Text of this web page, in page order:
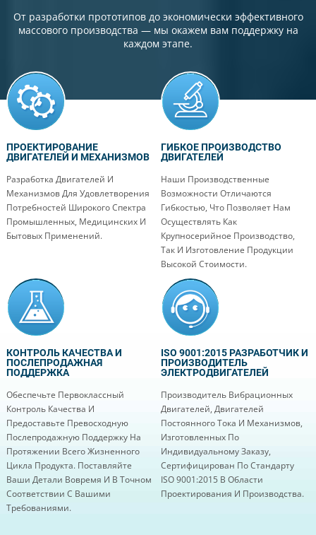
От разработки прототипов до экономически эффективного
массового производства — мы окажем вам поддержку на
каждом этапе.
ПРОЕКТИРОВАНИЕ
ДВИГАТЕЛЕЙ И МЕХАНИЗМОВ
Разработка Двигателей И
Механизмов Для Удовлетворения
Потребностей Широкого Спектра
Промышленных, Медицинских И
Бытовых Применений.
ГИБКОЕ ПРОИЗВОДСТВО
ДВИГАТЕЛЕЙ
Наши Производственные
Возможности Отличаются
Гибкостью, Что Позволяет Нам
Осуществлять Как
Крупносерийное Производство,
Так И Изготовление Продукции
Высокой Стоимости.
КОНТРОЛЬ КАЧЕСТВА И
ПОСЛЕПРОДАЖНАЯ
ПОДДЕРЖКА
Обеспечьте Первоклассный
Контроль Качества И
Предоставьте Превосходную
Послепродажную Поддержку На
Протяжении Всего Жизненного
Цикла Продукта. Поставляйте
Ваши Детали Вовремя И В Точном
Соответствии С Вашими
Требованиями.
ISO 9001:2015 РАЗРАБОТЧИК И
ПРОИЗВОДИТЕЛЬ
ЭЛЕКТРОДВИГАТЕЛЕЙ
Производитель Вибрационных
Двигателей, Двигателей
Постоянного Тока И Механизмов,
Изготовленных По
Индивидуальному Заказу,
Сертифицирован По Стандарту
ISO 9001:2015 В Области
Проектирования И Производства.